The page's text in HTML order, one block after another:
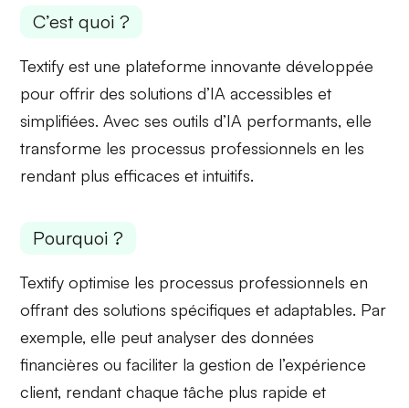
C’est quoi ?
Textify est une plateforme innovante développée
pour offrir des solutions d’IA accessibles et
simplifiées. Avec sesoutils d’IA performants, elle
transforme les processus professionnels en les
rendant plus efficaces et intuitifs.
Pourquoi ?
Textify optimise les processus professionnels en
offrant des solutions spécifiques et adaptables. Par
exemple, elle peut analyser des données
financières ou faciliter la gestion de l’expérience
client, rendant chaque tâche plus rapide et